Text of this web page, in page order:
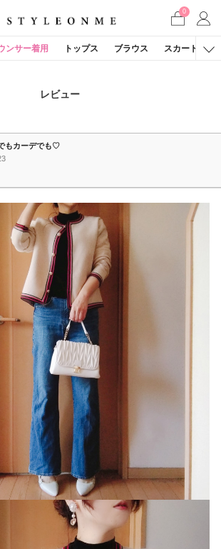
0
ンサー着用 トップス ブラウス スカート
レビュー
もカーデでも♡